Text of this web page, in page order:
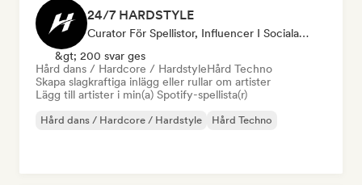
24/7 HARDSTYLE
Curator För Spellistor, Influencer I Sociala Medier
&gt; 200 svar ges
Hård dans / Hardcore / HardstyleHård Techno
Skapa slagkraftiga inlägg eller rullar om artister
Lägg till artister i min(a) Spotify-spellista(r)
Hård dans / Hardcore / Hardstyle Hård Techno